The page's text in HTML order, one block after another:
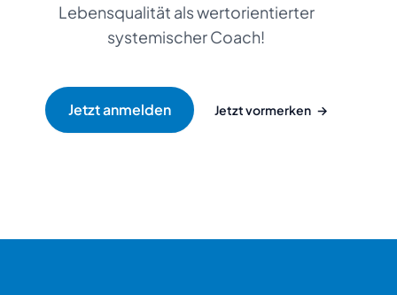
Lebensqualität als wertorientierter
systemischer Coach!
Jetzt vormerken →